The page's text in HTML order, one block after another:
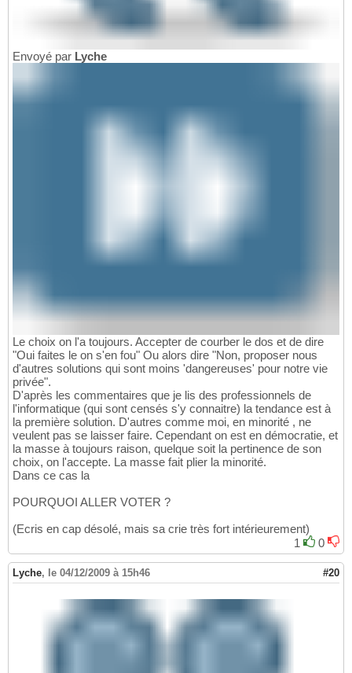
Envoyé par Lyche
Le choix on l'a toujours. Accepter de courber le dos et de dire
"Oui faites le on s'en fou" Ou alors dire "Non, proposer nous
d'autres solutions qui sont moins 'dangereuses' pour notre vie
privée".
D'après les commentaires que je lis des professionnels de
l'informatique (qui sont censés s'y connaitre) la tendance est à
la première solution. D'autres comme moi, en minorité , ne
veulent pas se laisser faire. Cependant on est en démocratie, et
la masse à toujours raison, quelque soit la pertinence de son
choix, on l'accepte. La masse fait plier la minorité.
Dans ce cas la
POURQUOI ALLER VOTER ?
(Ecris en cap désolé, mais sa crie très fort intérieurement)
1
0
Lyche, le 04/12/2009 à 15h46 #20